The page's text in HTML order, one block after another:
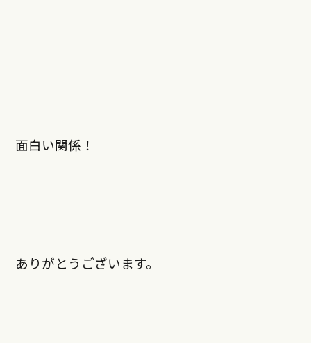
面白い関係！
ありがとうございます。